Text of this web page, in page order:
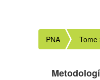
PNA Tome